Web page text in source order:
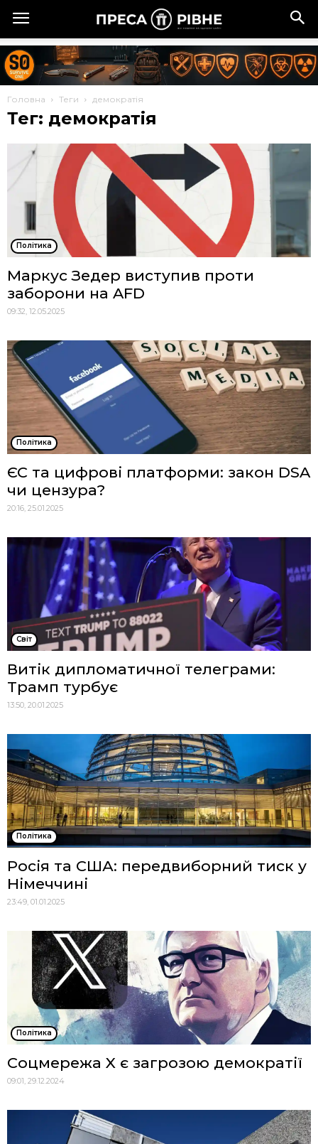
Головна Теги демократія
Тег: демократія
Політика
Маркус Зедер виступив проти
заборони на AFD
09:32, 12.05.2025
Політика
ЄС та цифрові платформи: закон DSA
чи цензура?
20:16, 25.01.2025
Cвіт
Витік дипломатичної телеграми:
Трамп турбує
13:50, 20.01.2025
Політика
Росія та США: передвиборний тиск у
Німеччині
23:49, 01.01.2025
Політика
Соцмережа X є загрозою демократії
09:01, 29.12.2024